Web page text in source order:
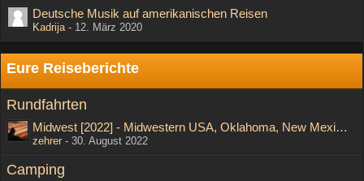
Deutsche Musik auf amerikanischen Reisen
Kadrija- 12. März 2020
Eure Reiseberichte
Rundfahrten
Midwest [2022] - Midwestern USA, Oklahoma, New Mexico, Colorado
zehrer - 30. August 2022
Camping